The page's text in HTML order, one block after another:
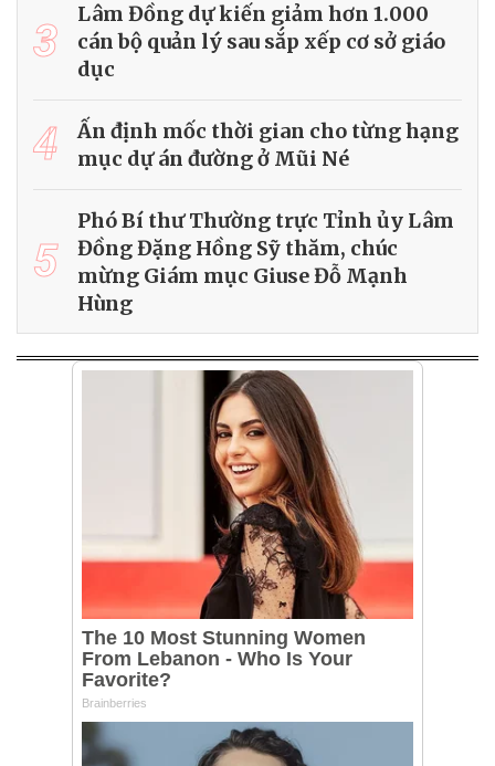
3
Lâm Đồng dự kiến giảm hơn 1.000
cán bộ quản lý sau sắp xếp cơ sở giáo
dục
4
Ấn định mốc thời gian cho từng hạng
mục dự án đường ở Mũi Né
5
Phó Bí thư Thường trực Tỉnh ủy Lâm
Đồng Đặng Hồng Sỹ thăm, chúc
mừng Giám mục Giuse Đỗ Mạnh
Hùng